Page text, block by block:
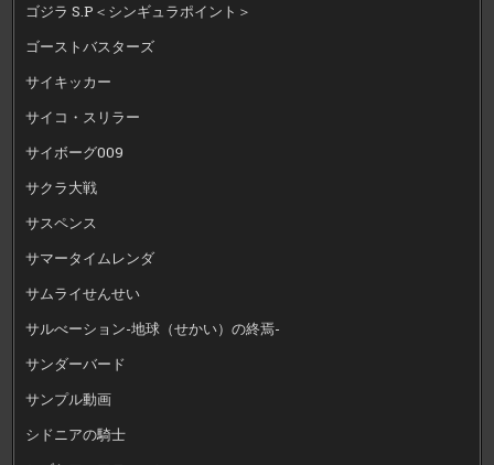
ゴジラ S.P＜シンギュラポイント＞
ゴーストバスターズ
サイキッカー
サイコ・スリラー
サイボーグ009
サクラ大戦
サスペンス
サマータイムレンダ
サムライせんせい
サルべーション-地球（せかい）の終焉-
サンダーバード
サンプル動画
シドニアの騎士